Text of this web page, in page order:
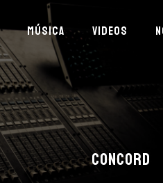
MÚSICA VIDEOS
CONCORD